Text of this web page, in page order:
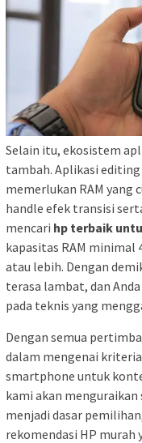
Selain itu, ekosistem
tambah. Aplikasi editing
memerlukan RAM yang
handle efek transisi
mencari hp terbaik
kapasitas RAM minimal
atau lebih. Dengan
terasa lambat, dan
pada teknis yang
Dengan semua
dalam mengenai
smartphone untuk
kami akan
menjadi dasar
rekomendasi HP